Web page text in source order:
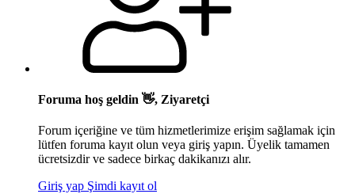
Foruma hoş geldin 👋, Ziyaretçi
Forum içeriğine ve tüm hizmetlerimize erişim sağlamak için
lütfen foruma kayıt olun veya giriş yapın. Üyelik tamamen
ücretsizdir ve sadece birkaç dakikanızı alır.
Giriş yap Şimdi kayıt ol